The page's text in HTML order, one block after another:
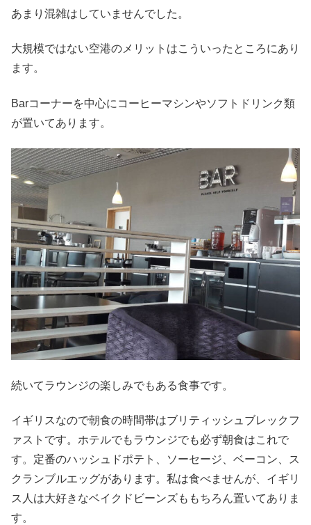
あまり混雑はしていませんでした。
大規模ではない空港のメリットはこういったところにあり
ます。
Barコーナーを中心にコーヒーマシンやソフトドリンク類
が置いてあります。
続いてラウンジの楽しみでもある食事です。
イギリスなので朝食の時間帯はブリティッシュブレックフ
ァストです。ホテルでもラウンジでも必ず朝食はこれで
す。定番のハッシュドポテト、ソーセージ、ベーコン、ス
クランブルエッグがあります。私は食べませんが、イギリ
ス人は大好きなベイクドビーンズももちろん置いてありま
す。